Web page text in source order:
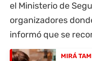
el Ministerio de
organizadores
informó que se
MIRÁ